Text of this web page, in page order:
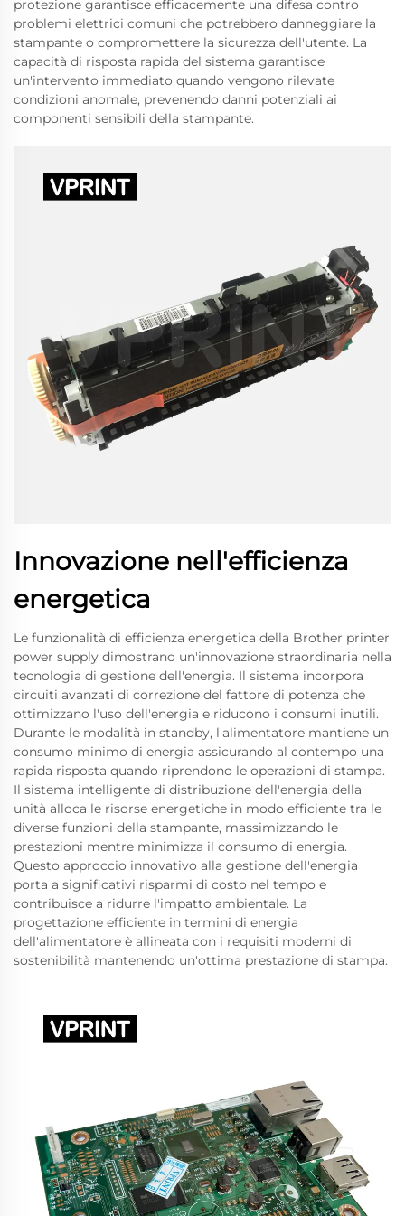
protezione garantisce efficacemente una difesa contro
problemi elettrici comuni che potrebbero danneggiare la
stampante o compromettere la sicurezza dell'utente. La
capacità di risposta rapida del sistema garantisce
un'intervento immediato quando vengono rilevate
condizioni anomale, prevenendo danni potenziali ai
componenti sensibili della stampante.
Innovazione nell'efficienza
energetica
Le funzionalità di efficienza energetica della Brother printer
power supply dimostrano un'innovazione straordinaria nella
tecnologia di gestione dell'energia. Il sistema incorpora
circuiti avanzati di correzione del fattore di potenza che
ottimizzano l'uso dell'energia e riducono i consumi inutili.
Durante le modalità in standby, l'alimentatore mantiene un
consumo minimo di energia assicurando al contempo una
rapida risposta quando riprendono le operazioni di stampa.
Il sistema intelligente di distribuzione dell'energia della
unità alloca le risorse energetiche in modo efficiente tra le
diverse funzioni della stampante, massimizzando le
prestazioni mentre minimizza il consumo di energia.
Questo approccio innovativo alla gestione dell'energia
porta a significativi risparmi di costo nel tempo e
contribuisce a ridurre l'impatto ambientale. La
progettazione efficiente in termini di energia
dell'alimentatore è allineata con i requisiti moderni di
sostenibilità mantenendo un'ottima prestazione di stampa.